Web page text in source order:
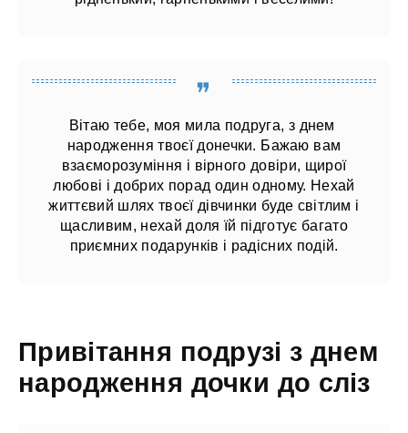
Вітаю тебе, моя мила подруга, з днем ​​
народження твоєї донечки. Бажаю вам
взаєморозуміння і вірного довіри, щирої
любові і добрих порад один одному. Нехай
життєвий шлях твоєї дівчинки буде світлим і
щасливим, нехай доля їй підготує багато
приємних подарунків і радісних подій.
Привітання подрузі з днем
народження дочки до сліз